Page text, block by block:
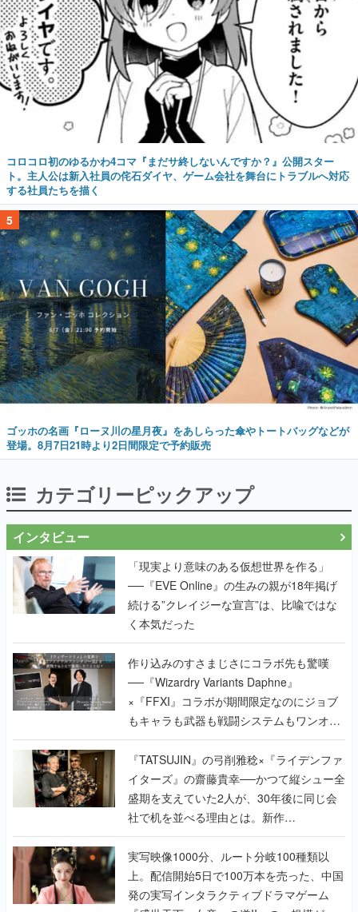
コロコロ初のゆるかわ4コマ『まだサ終しないんですか？』公開スター
ト。主人公は新入社員の侘石ダイヤ、ゲーム会社を舞台にトラブルへ対応
する社員たちを描く
5
ゴッホの名画『ローヌ川の星月夜』をあしらった傘やトートバッグなどが
登場。8月7日21時より2日間限定で予約販売
カテゴリーピックアップ
インタビュー
「現実より意味のある仮想世界を作る」
──『EVE Online』の生みの親が18年掲げ
続ける”クレイジーな宣言”は、比喩ではな
く本気だった
作り込みのすさまじさにコラボ先も驚嘆
──『Wizardry Variants Daphne』
×『FFXI』コラボが期間限定なのにジョブ
もキャラも武器も戦闘システムもワンオフ
で作り込まれた理由を両ディレクターに聞
く
『TATSUJIN』の弓削雅稔×『ライデンファ
イターズ』の齋藤貴幸──かつて縦シュー全
盛期を支えていた2人が、30年後に同じ会
社で机を並べる理由とは。新作
『TATSUJIN EXTREME』で初タッグを組
んだレジェンド2人に訊く開発秘話
実写映像1000分、ルート分岐100種類以
上。配信開始5日で100万本を売った、中国
発の実写インタラクティブドラマゲーム